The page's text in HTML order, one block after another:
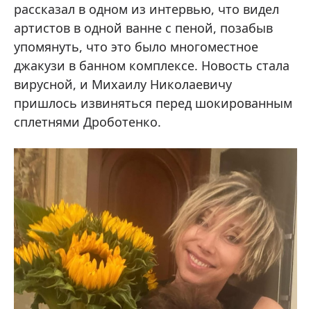
рассказал в одном из интервью, что видел
артистов в одной ванне с пеной, позабыв
упомянуть, что это было многоместное
джакузи в банном комплексе. Новость стала
вирусной, и Михаилу Николаевичу
пришлось извиняться перед шокированным
сплетнями Дроботенко.